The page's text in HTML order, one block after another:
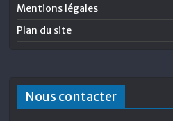
Mentions légales
Plan du site
Nous contacter